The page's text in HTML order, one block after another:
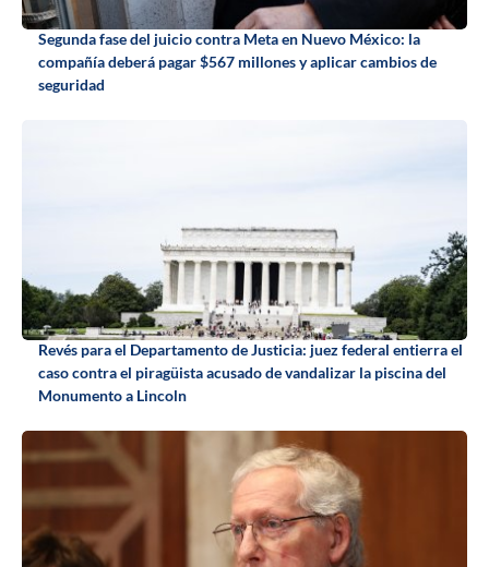
Segunda fase del juicio contra Meta en Nuevo México: la
compañía deberá pagar $567 millones y aplicar cambios de
seguridad
Revés para el Departamento de Justicia: juez federal entierra el
caso contra el piragüista acusado de vandalizar la piscina del
Monumento a Lincoln